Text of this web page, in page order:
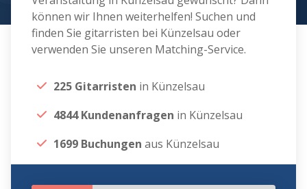
können wir Ihnen weiterhelfen! Suchen und
finden Sie gitarristen bei Künzelsau oder
verwenden Sie unseren Matching-Service.
225 Gitarristen in Künzelsau
4844 Kundenanfragen in Künzelsau
1699 Buchungen aus Künzelsau